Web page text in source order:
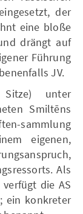
der
eine bloße
drängt auf
Führung
JV.
unter
Smiltēns
sammlung
eigenen,
Als
die AS
ein konkreter